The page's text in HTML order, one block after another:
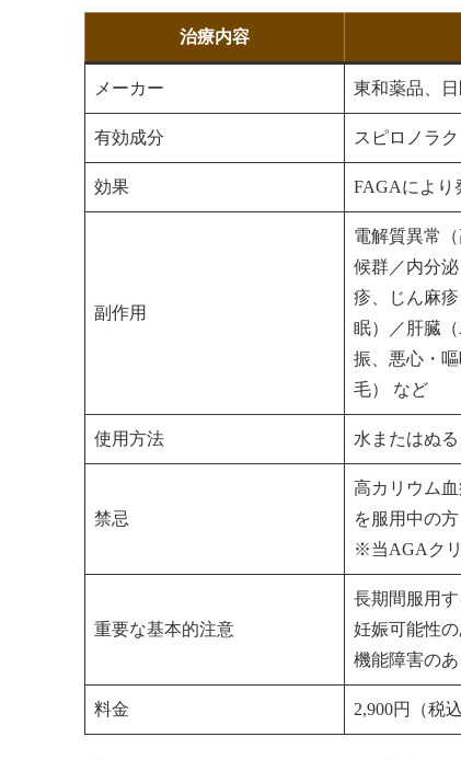
治療内容
メーカー 東和薬品、
有効成分 スピロノラ
効果 FAGAにより
副作用
電解質異常
候群／内分
疹、じん麻
眠）／肝臓
振、悪心・
毛） など
使用方法 水またはぬ
禁忌
高カリウム
を服用中の方
※当AGAク
重要な基本的注意
長期間服用
妊娠可能性
機能障害の
料金 2,900円（税